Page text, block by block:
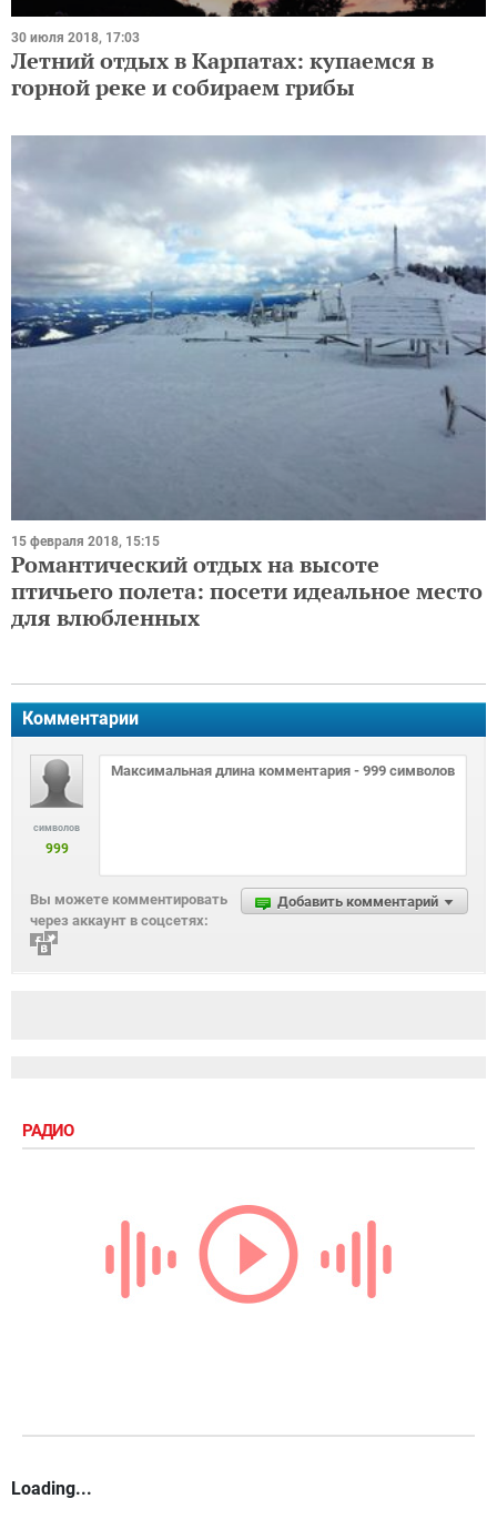
30 июля 2018, 17:03
Летний отдых в Карпатах: купаемся в
горной реке и собираем грибы
15 февраля 2018, 15:15
Романтический отдых на высоте
птичьего полета: посети идеальное место
для влюбленных
Комментарии
символов
999
Добавить комментарий
Вы можете комментировать
через аккаунт в соцсетях:
РАДИО
Loading...